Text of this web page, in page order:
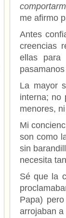
me afirmo
Antes
creencias
ellas para
La mayor
interna; no
menores,
Mi
son como
sin
necesita
Sé que la
Papa)
arrojaban